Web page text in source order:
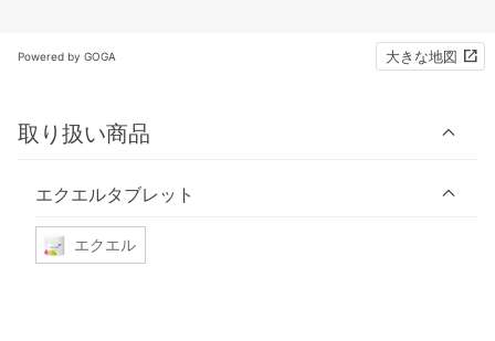
Powered by GOGA 大きな地図
取り扱い商品
エクエルタブレット
エクエル